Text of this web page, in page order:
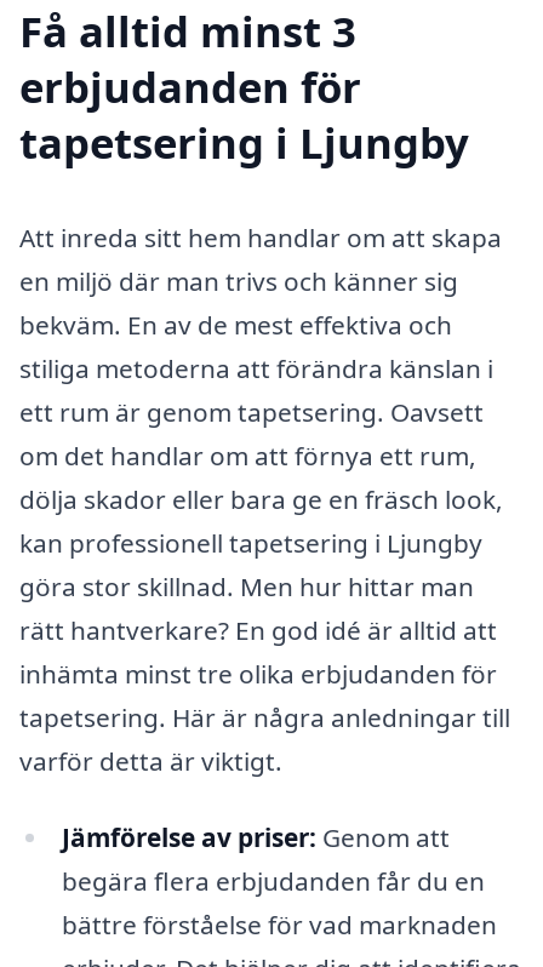
Få alltid minst 3
erbjudanden för
tapetsering i Ljungby
Att inreda sitt hem handlar om att skapa
en miljö där man trivs och känner sig
bekväm. En av de mest effektiva och
stiliga metoderna att förändra känslan i
ett rum är genom tapetsering. Oavsett
om det handlar om att förnya ett rum,
dölja skador eller bara ge en fräsch look,
kan professionell tapetsering i Ljungby
göra stor skillnad. Men hur hittar man
rätt hantverkare? En god idé är alltid att
inhämta minst tre olika erbjudanden för
tapetsering. Här är några anledningar till
varför detta är viktigt.
Jämförelse av priser: Genom att
begära flera erbjudanden får du en
bättre förståelse för vad marknaden